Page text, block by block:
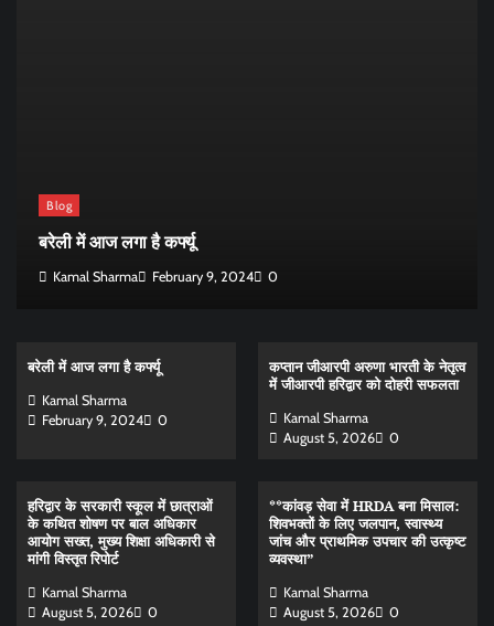
Blog
बरेली में आज लगा है कर्फ्यू
Kamal Sharma February 9, 2024 0
बरेली में आज लगा है कर्फ्यू
Kamal Sharma
February 9, 2024
0
कप्तान जीआरपी अरुणा भारती के नेतृत्व
में जीआरपी हरिद्वार को दोहरी सफलता
Kamal Sharma
August 5, 2026
0
हरिद्वार के सरकारी स्कूल में छात्राओं
के कथित शोषण पर बाल अधिकार
आयोग सख्त, मुख्य शिक्षा अधिकारी से
मांगी विस्तृत रिपोर्ट
Kamal Sharma
August 5, 2026
0
**कांवड़ सेवा में HRDA बना मिसाल:
शिवभक्तों के लिए जलपान, स्वास्थ्य
जांच और प्राथमिक उपचार की उत्कृष्ट
व्यवस्था”
Kamal Sharma
August 5, 2026
0